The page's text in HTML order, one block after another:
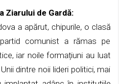
Ziarului de Gardă:
a apărut, chipurile, o clasă
comunist a rămas pe
iar noile formațiuni au luat
dintre noii lideri politici, mai